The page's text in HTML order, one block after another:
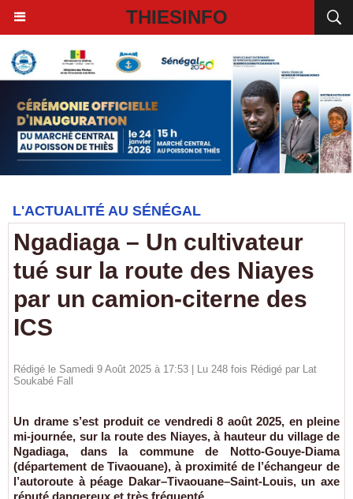
THIESINFO
L'ACTUALITÉ AU SÉNÉGAL
Ngadiaga – Un cultivateur
tué sur la route des Niayes
par un camion-citerne des
ICS
Rédigé le Samedi 9 Août 2025 à 17:53 | Lu 248 fois Rédigé par Lat
Soukabé Fall
Un drame s’est produit ce vendredi 8 août 2025, en pleine
mi-journée, sur la route des Niayes, à hauteur du village de
Ngadiaga, dans la commune de Notto-Gouye-Diama
(département de Tivaouane), à proximité de l’échangeur de
l’autoroute à péage Dakar–Tivaouane–Saint-Louis, un axe
réputé dangereux et très fréquenté.